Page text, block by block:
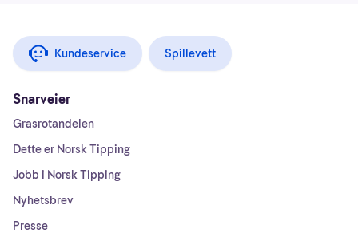
Kundeservice Spillevett
Snarveier
Grasrotandelen
Dette er Norsk Tipping
Jobb i Norsk Tipping
Nyhetsbrev
Presse